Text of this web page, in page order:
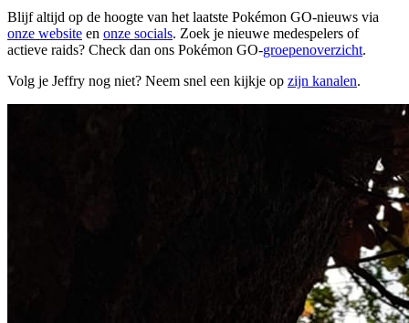
Blijf altijd op de hoogte van het laatste Pokémon GO-nieuws via
onze website en onze socials. Zoek je nieuwe medespelers of
actieve raids? Check dan ons Pokémon GO-groepenoverzicht.
Volg je Jeffry nog niet? Neem snel een kijkje op zijn kanalen.